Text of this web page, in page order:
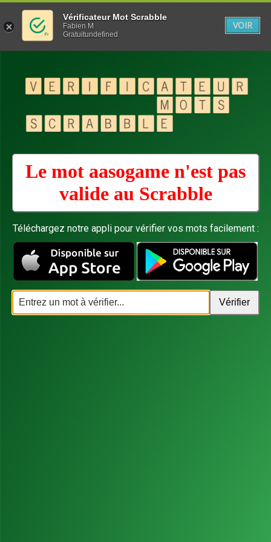
Le mot aasogame n'est pas
valide au Scrabble
Téléchargez notre appli pour vérifier vos mots facilement :
Vérificateur Mot Scrabble
Fabien M
Gratuitundefined
VOIR